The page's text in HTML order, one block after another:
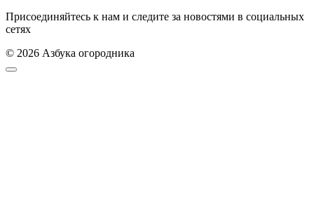
Присоединяйтесь к нам и следите за новостями в социальных
сетях
© 2026 Азбука огородника